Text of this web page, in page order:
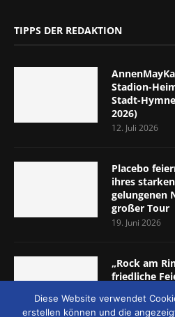
TIPPS DER REDAKTION
Stadion-
Stadt-
2026)
12. Juli 2026
Placebo
ihres
gelungenen
großer Tour
19. Juni 2026
„Rock am
friedliche
5.-7. Juni
Diese Website verwendet
erstellen können und die